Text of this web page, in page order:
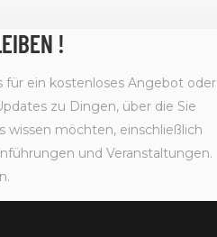
!
für ein kostenloses Angebot oder
zu Dingen, über die Sie
wissen möchten, einschließlich
und Veranstaltungen.